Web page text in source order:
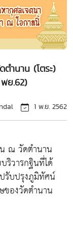
ำนาน (โตระ)
ย.62)
1 พ.ย. 2562
ณ วัดตำนาน
ริวารกฐินที่ได้
รับปรุงภูมิทัศน์
ของวัดตำนาน